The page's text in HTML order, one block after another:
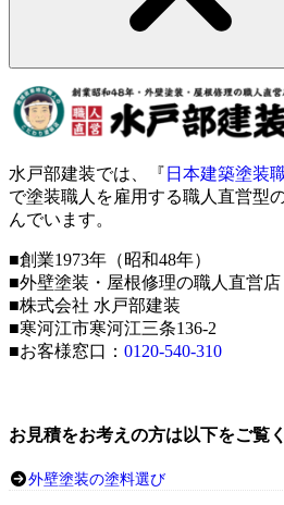
水戸部建装では、『 日本建築塗装
で塗装職人を雇用する職人直営型
んでいます。
■創業1973年（昭和48年）
■外壁塗装・屋根修理の職人直営店
■株式会社 水戸部建装
■寒河江市寒河江三条136-2
■お客様窓口： 0120-540-310
お見積をお考えの方は以下をご覧
外壁塗装の塗料選び